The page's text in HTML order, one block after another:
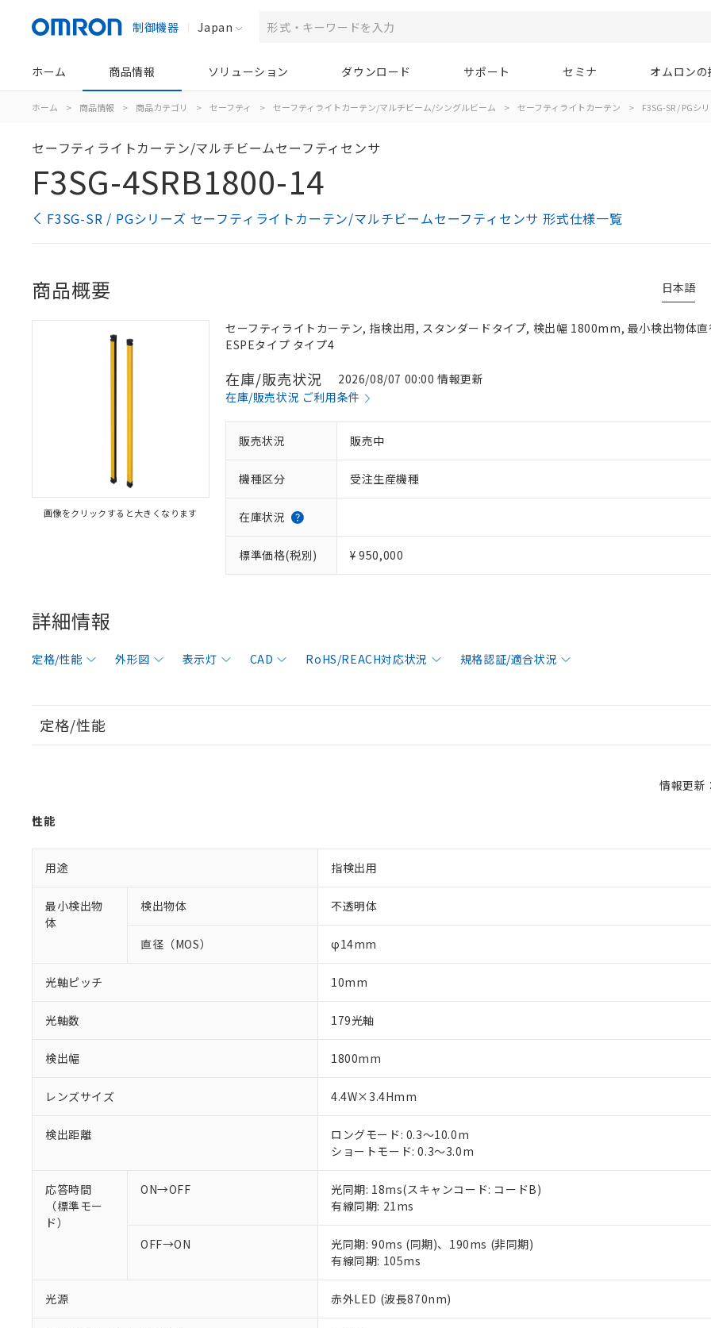
制御機器 Japan
ホーム 商品情報 ソリューション ダウンロード サポート セミナ オムロン
ホーム > 商品情報 > 商品カテゴリ > セーフティ > セーフティライトカーテン/マルチビーム/シングルビーム > セーフティライトカーテン > F3SG-SR / PGシ
セーフティライトカーテン/マルチビームセーフティセンサ
F3SG-4SRB1800-14
F3SG-SR / PGシリーズ セーフティライトカーテン/マルチビームセーフティセンサ 形式仕様一覧
日本語
商品概要
画像をクリックすると大きくなります
セーフティライトカーテン, 指検出用, スタンダードタイプ, 検出幅 1800mm, 最小検出物体
ESPEタイプ タイプ4
在庫/販売状況
2026/08/07 00:00 情報更新
在庫/販売状況 ご利用条件
販売状況 販売中
機種区分 受注生産機種
在庫状況
標準価格(税別) ¥ 950,000
詳細情報
定格/性能 外形図 表示灯 CAD RoHS/REACH対応状況 規格認証/適合状況
定格/性能
情報更
性能
用途 指検出用
最小検出物
体
検出物体 不透明体
直径（MOS） φ14mm
光軸ピッチ 10mm
光軸数 179光軸
検出幅 1800mm
レンズサイズ 4.4W×3.4Hmm
検出距離
ロングモード: 0.3～10.0m
ショートモード: 0.3～3.0m
応答時間
（標準モー
ド）
ON→OFF
光同期: 18ms(スキャンコード: コードB)
有線同期: 21ms
OFF→ON
光同期: 90ms (同期)、190ms (非同期)
有線同期: 105ms
光源 赤外LED (波長870nm)